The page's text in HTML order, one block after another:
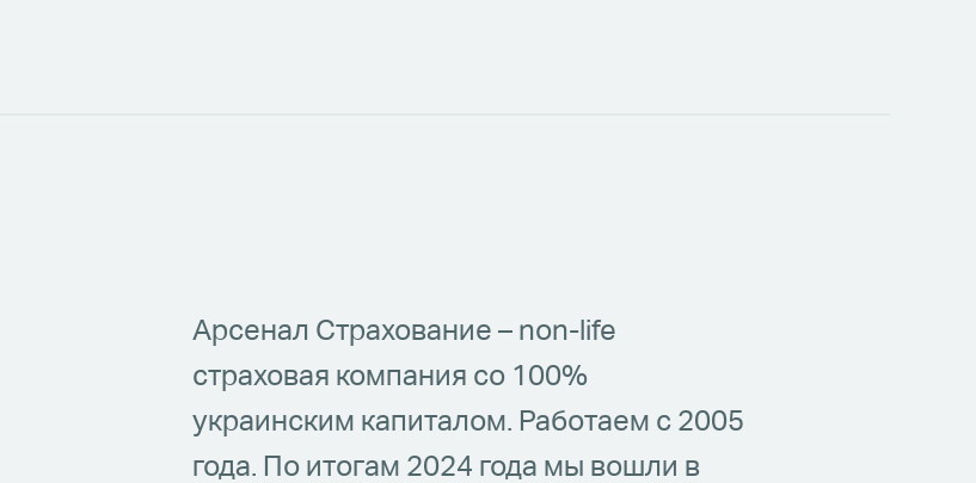
Арсенал Страхование – non-life
страховая компания со 100%
украинским капиталом. Работаем с 2005
года. По итогам 2024 года мы вошли в